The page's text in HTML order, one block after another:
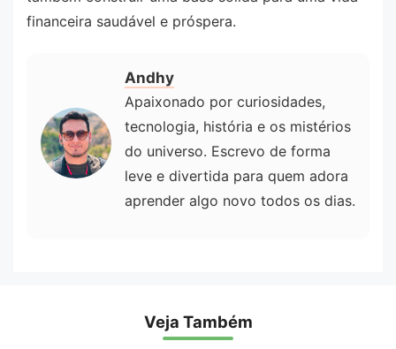
financeira saudável e próspera.
Andhy
Apaixonado por curiosidades,
tecnologia, história e os mistérios
do universo. Escrevo de forma
leve e divertida para quem adora
aprender algo novo todos os dias.
Veja Também